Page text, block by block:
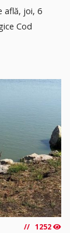
află, joi, 6
Cod
1252